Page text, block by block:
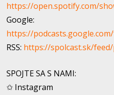
https://open.spotify.com/
Google:
https://podcasts.google.com/
RSS: https://spolcast.sk/
SPOJTE SA S NAMI:
✩ Instagram